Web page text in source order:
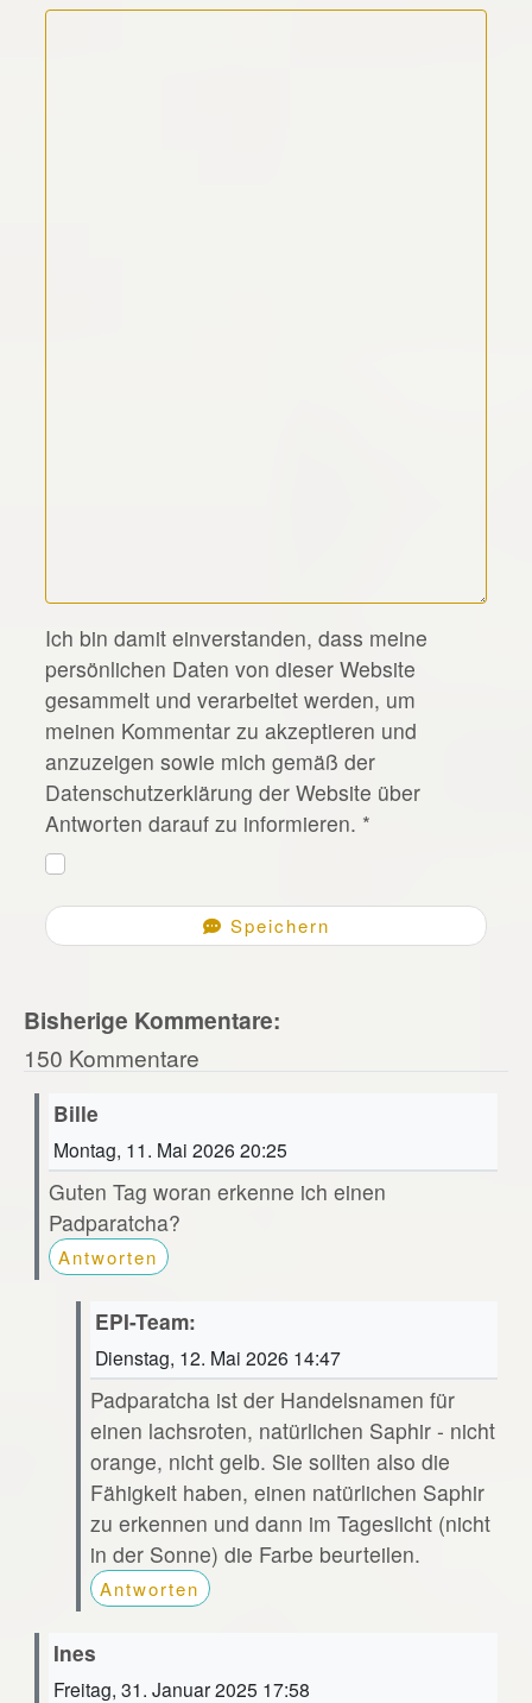
Kommentar Text
*
Ich bin damit einverstanden, dass meine
persönlichen Daten von dieser Website
gesammelt und verarbeitet werden, um
meinen Kommentar zu akzeptieren und
anzuzeigen sowie mich gemäß der
Datenschutzerklärung der Website über
Antworten darauf zu informieren. *
Speichern
Bisherige Kommentare:
150 Kommentare
Bille
Montag, 11. Mai 2026 20:25
Guten Tag woran erkenne ich einen
Padparatcha?
Antworten
EPI-Team:
Dienstag, 12. Mai 2026 14:47
Padparatcha ist der Handelsnamen für
einen lachsroten, natürlichen Saphir - nicht
orange, nicht gelb. Sie sollten also die
Fähigkeit haben, einen natürlichen Saphir
zu erkennen und dann im Tageslicht (nicht
in der Sonne) die Farbe beurteilen.
Antworten
Ines
Freitag, 31. Januar 2025 17:58